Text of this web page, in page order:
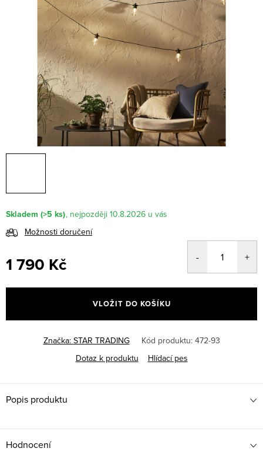
Skladem (>5 ks)
10.8.2026
Možnosti doručení
1 790 Kč
cena:
VLOŽIT DO KOŠÍKU
Značka: STAR TRADING Kód produktu: 472-93
Dotaz k produktu
Hlídací pes
Popis produktu
Hodnocení